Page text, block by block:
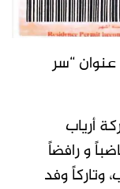
“سر
أرياب
و رافضاً
وفد